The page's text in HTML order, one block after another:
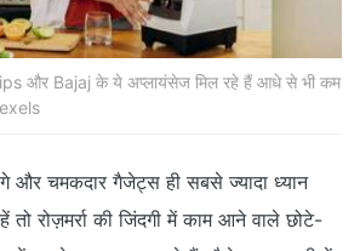
और Bajaj के ये अप्लायंसेज मिल रहे हैं आधे से भी कम
चमकदार गैजेट्स ही सबसे ज्यादा ध्यान
रोज़मर्रा की जिंदगी में काम आने वाले छोटे-